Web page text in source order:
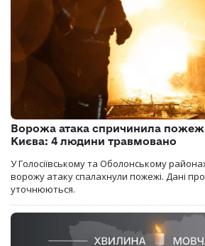
Ворожа атака спричинила
Києва: 4 людини травмовано
У Голосіївському та Оболонському
ворожу атаку спалахнули пожежі. Дані
уточнюються.